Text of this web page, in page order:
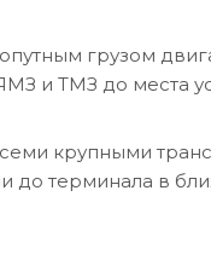
грузом
и ТМЗ до места
крупными
до терминала в